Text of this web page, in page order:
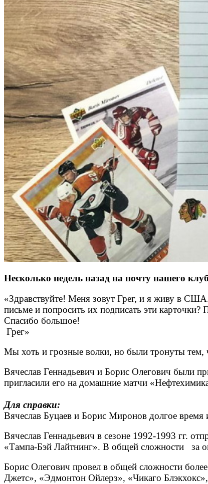
Несколько недель назад на почту нашего
«Здравствуйте! Меня зовут Грег, и я живу в
письме и попросить их подписать эти
Спасибо большое!
Грег»
Мы хоть и грозные волки, но были тронуты тем,
Вячеслав Геннадьевич и Борис Олегович были
пригласили его на домашние матчи
Для справки:
Вячеслав Буцаев и Борис Миронов долгое время
Вячеслав Геннадьевич в сезоне 1992-1993 гг.
«Тампа-Бэй Лайтнинг». В общей сложности за
Борис Олегович провел в общей сложности
Джетс», «Эдмонтон Ойлерз», «Чикаго